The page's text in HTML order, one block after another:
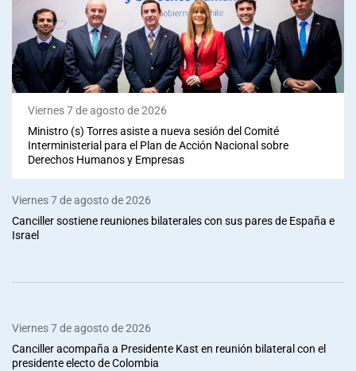
Viernes 7 de agosto de 2026
Ministro (s) Torres asiste a nueva sesión del Comité
Interministerial para el Plan de Acción Nacional sobre
Derechos Humanos y Empresas
Viernes 7 de agosto de 2026
Canciller sostiene reuniones bilaterales con sus pares de España e
Israel
Viernes 7 de agosto de 2026
Canciller acompaña a Presidente Kast en reunión bilateral con el
presidente electo de Colombia